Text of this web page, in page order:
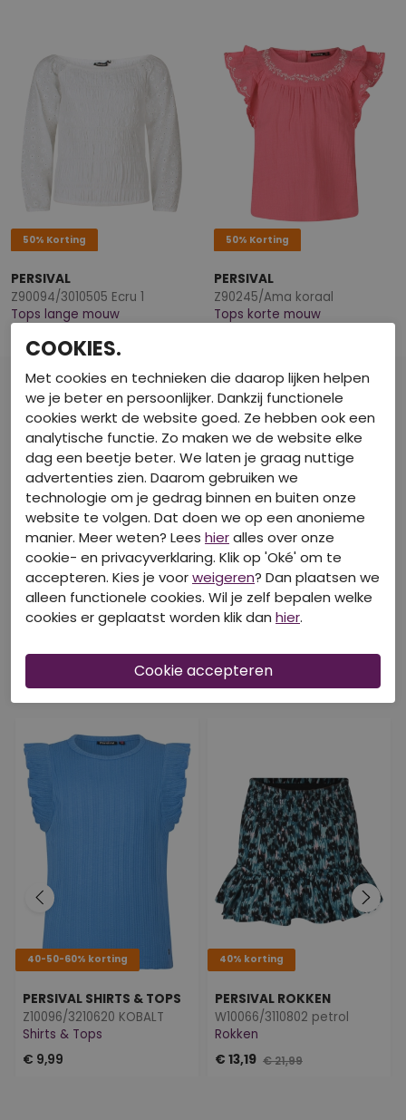
50% Korting
PERSIVAL
Z90094/3010505 Ecru 1
Tops lange mouw
€ 10,00 € 19,99
50% Korting
PERSIVAL
Z90245/Ama koraal
Tops korte mouw
DIT IS OOK LEUK VAN PERSIVAL!
40-50-60% korting
PERSIVAL SHIRTS & TOPS
Z10096/3210620 KOBALT
Shirts & Tops
€ 9,99
40% korting
PERSIVAL ROKKEN
W10066/3110802 petrol
Rokken
€ 13,19 € 21,99
COOKIES.
Met cookies en technieken die daarop lijken helpen
we je beter en persoonlijker. Dankzij functionele
cookies werkt de website goed. Ze hebben ook een
analytische functie. Zo maken we de website elke
dag een beetje beter. We laten je graag nuttige
advertenties zien. Daarom gebruiken we
technologie om je gedrag binnen en buiten onze
website te volgen. Dat doen we op een anonieme
manier. Meer weten? Lees hieralles over onze
cookie- en privacyverklaring. Klik op 'Oké' om te
accepteren. Kies je voorweigeren? Dan plaatsen we
alleen functionele cookies. Wil je zelf bepalen welke
cookies er geplaatst worden klik dan hier.